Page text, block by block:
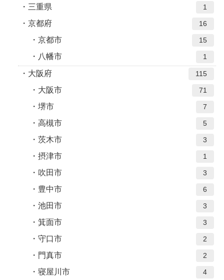
三重県 1
京都府 16
京都市 15
八幡市 1
大阪府 115
大阪市 71
堺市 7
高槻市 5
茨木市 3
摂津市 1
吹田市 3
豊中市 6
池田市 3
箕面市 3
守口市 2
門真市 2
寝屋川市 4